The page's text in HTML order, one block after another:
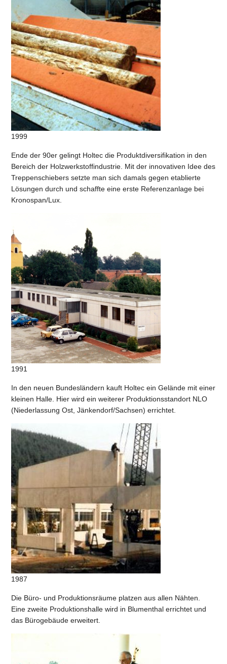
1999
Ende der 90er gelingt Holtec die Produktdiversifikation in den
Bereich der Holzwerkstoffindustrie. Mit der innovativen Idee des
Treppenschiebers setzte man sich damals gegen etablierte
Lösungen durch und schaffte eine erste Referenzanlage bei
Kronospan/Lux.
1991
In den neuen Bundesländern kauft Holtec ein Gelände mit einer
kleinen Halle. Hier wird ein weiterer Produktionsstandort NLO
(Niederlassung Ost, Jänkendorf/Sachsen) errichtet.
1987
Die Büro- und Produktionsräume platzen aus allen Nähten.
Eine zweite Produktionshalle wird in Blumenthal errichtet und
das Bürogebäude erweitert.